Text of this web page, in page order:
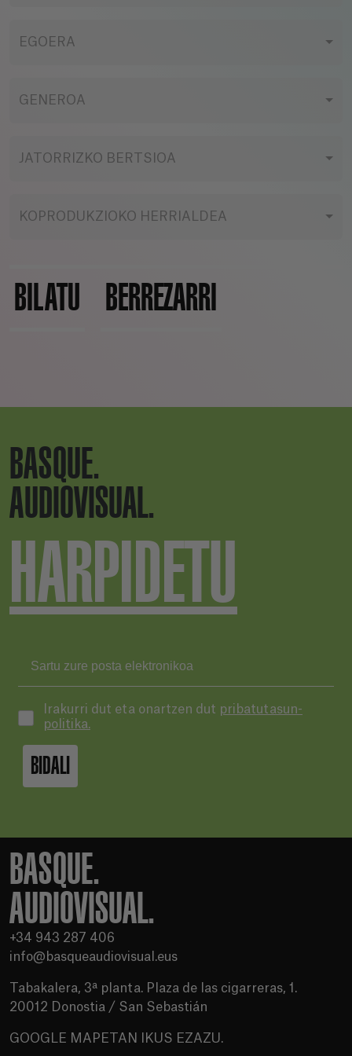
EGOERA
GENEROA
JATORRIZKO BERTSIOA
KOPRODUKZIOKO HERRIALDEA
BILATU BERREZARRI
BASQUE.
AUDIOVISUAL.
HARPIDETU
Irakurri dut eta onartzen dut pribatutasun-
politika.
BIDALI
BASQUE.
AUDIOVISUAL.
+34 943 287 406
info@basqueaudiovisual.eus
Tabakalera, 3ª planta. Plaza de las cigarreras, 1.
20012 Donostia / San Sebastián
GOOGLE MAPETAN IKUS EZAZU.